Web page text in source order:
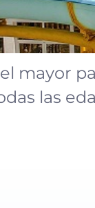
el
las